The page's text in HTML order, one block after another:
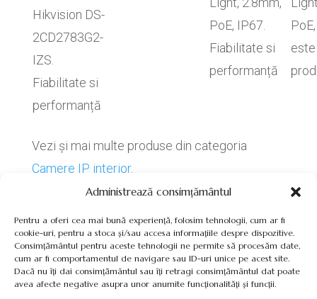
Administrează consimțământul
Pentru a oferi cea mai bună experiență, folosim tehnologii, cum ar fi
cookie-uri, pentru a stoca și/sau accesa informațiile despre dispozitive.
Consimțământul pentru aceste tehnologii ne permite să procesăm date,
cum ar fi comportamentul de navigare sau ID-uri unice pe acest site.
Dacă nu îți dai consimțământul sau îți retragi consimțământul dat poate
avea afecte negative asupra unor anumite funcționalități și funcții.
Hikvision DS-
2CD2783G2-
IZS.
Fiabilitate si
performanță
PoE, IP67.
Fiabilitate si
performanță
este
Vezi și mai multe produse din categoria
Camere IP interior.
Termeni, Condiții & Protecția Datelor (GDPR)